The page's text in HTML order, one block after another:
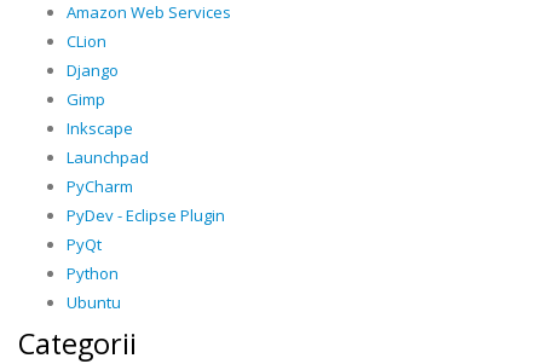
Amazon Web Services
CLion
Django
Gimp
Inkscape
Launchpad
PyCharm
PyDev - Eclipse Plugin
PyQt
Python
Ubuntu
Categorii